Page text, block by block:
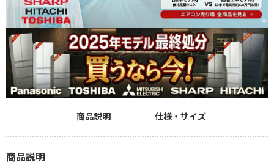
商品説明 仕様・サイズ
商品説明